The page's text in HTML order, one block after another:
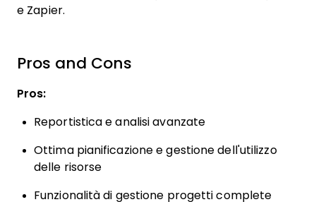
e Zapier.
Pros and Cons
Pros:
Reportistica e analisi avanzate​
Ottima pianificazione e gestione dell'utilizzo
delle risorse
Funzionalità di gestione progetti complete​